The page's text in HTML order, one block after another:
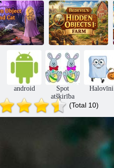
Monkey Go
Stage
347
Monkey Go
Happy Stage
361
priekšmetu
un kaķis
Bedevila slēptie
objekti 1: ferma
android
Spot
atšķirība
Halovīni
(Total 10)